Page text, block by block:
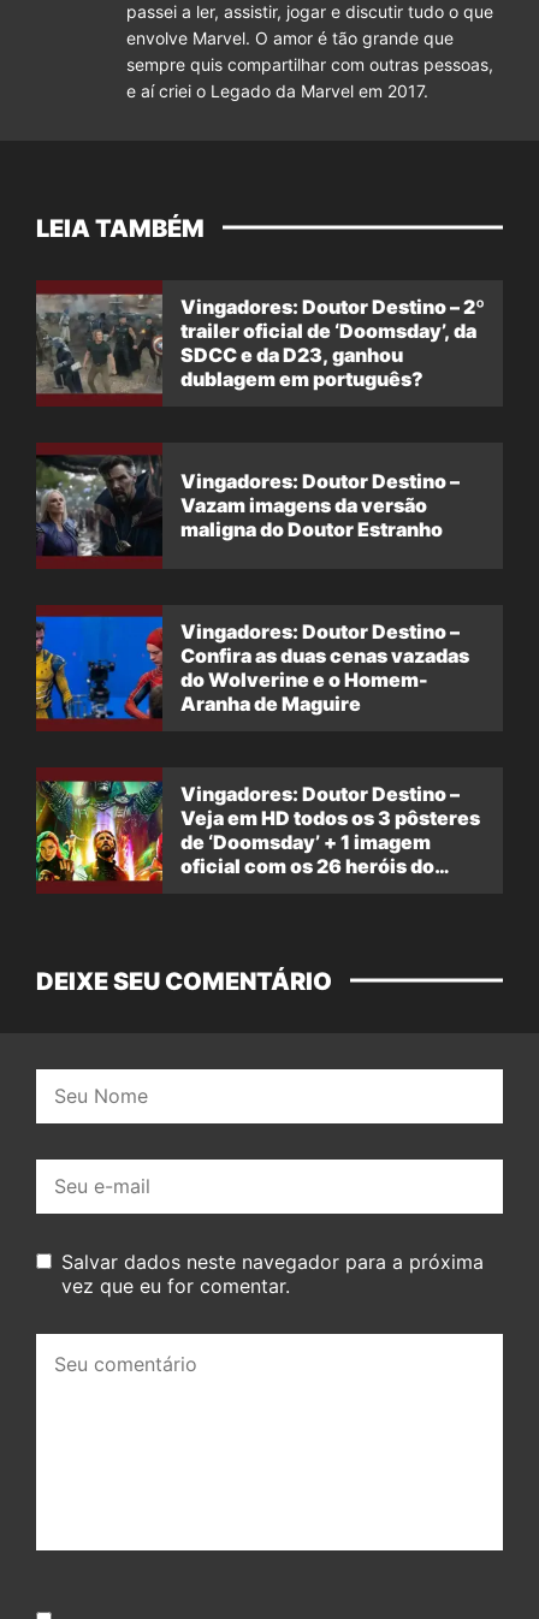
passei a ler, assistir, jogar e discutir tudo o que
envolve Marvel. O amor é tão grande que
sempre quis compartilhar com outras pessoas,
e aí criei o Legado da Marvel em 2017.
LEIA TAMBÉM
Vingadores: Doutor Destino – 2º
trailer oficial de ‘Doomsday’, da
SDCC e da D23, ganhou
dublagem em português?
Vingadores: Doutor Destino –
Vazam imagens da versão
maligna do Doutor Estranho
Vingadores: Doutor Destino –
Confira as duas cenas vazadas
do Wolverine e o Homem-
Aranha de Maguire
Vingadores: Doutor Destino –
Veja em HD todos os 3 pôsteres
de ‘Doomsday’ + 1 imagem
oficial com os 26 heróis do
DEIXE SEU COMENTÁRIO
mail:
Salvar dados neste navegador para a próxima
vez que eu for comentar.
comentário: